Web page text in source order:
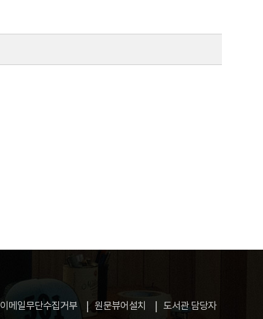
이메일무단수집거부 원문뷰어설치 도서관 담당자